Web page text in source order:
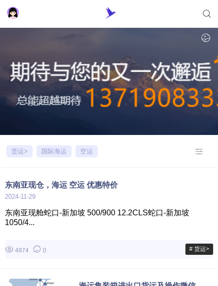
货运> 国际海运 空运
东南亚现仓，海运 空运 优惠特价
2024-11-29
东南亚现舱蛇口-新加坡 500/900 12.2CLS蛇口-新加坡
1050/4...
4974 0 # 货运>